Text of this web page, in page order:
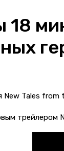
18
трейлером